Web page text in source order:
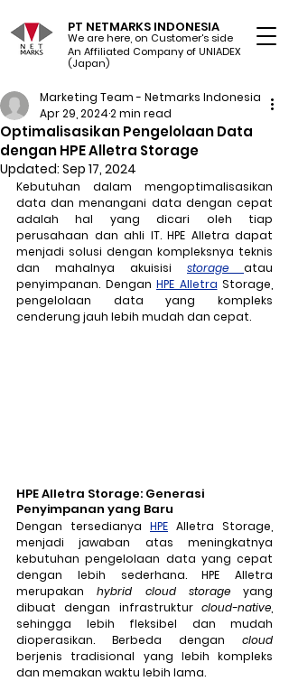
PT NETMARKS INDONESIA
We are here, on Customer's side
An Affiliated Company of UNIADEX Ltd.
(Japan)
Optimalisasikan Pengelolaan Data
dengan HPE Alletra Storage
Marketing Team - Netmarks Indonesia
Apr 29, 20242 min read
Updated: Sep 17, 2024
Kebutuhan dalam mengoptimalisasikan
data dan menangani data dengan cepat
adalah hal yang dicari oleh tiap
perusahaan dan ahli IT. HPE Alletra dapat
menjadi solusi dengan kompleksnya teknis
dan mahalnya akuisisi storage
atau
penyimpanan. Dengan HPE Alletra Storage,
pengelolaan data yang kompleks
cenderung jauh lebih mudah dan cepat.
HPE Alletra Storage: Generasi
Penyimpanan yang Baru
Dengan tersedianya HPE Alletra Storage,
menjadi jawaban atas meningkatnya
kebutuhan pengelolaan data yang cepat
dengan lebih sederhana. HPE Alletra
merupakan hybrid cloud storage yang
dibuat dengan infrastruktur cloud-native
sehingga lebih fleksibel dan mudah
dioperasikan. Berbeda dengan
berjenis tradisional yang lebih kompleks
dan memakan waktu lebih lama.